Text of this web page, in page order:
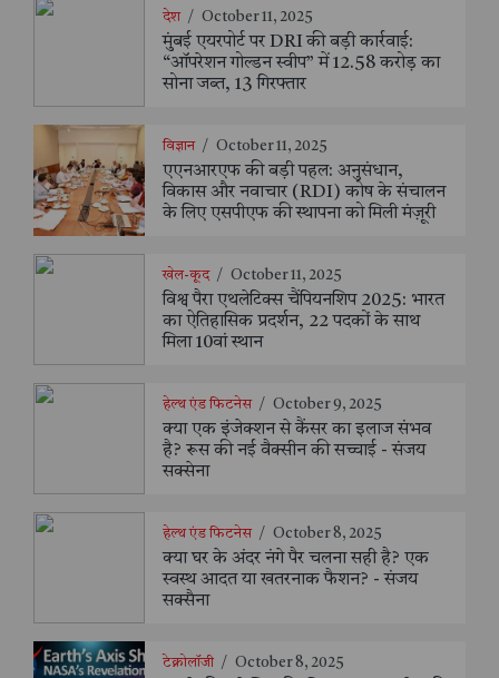
देश / October 11, 2025
मुंबई एयरपोर्ट पर DRI की बड़ी कार्रवाई:
“ऑपरेशन गोल्डन स्वीप” में 12.58 करोड़ का
सोना जब्त, 13 गिरफ्तार
विज्ञान / October 11, 2025
एएनआरएफ की बड़ी पहल: अनुसंधान,
विकास और नवाचार (RDI) कोष के संचालन
के लिए एसपीएफ की स्थापना को मिली मंज़ूरी
खेल-कूद / October 11, 2025
विश्व पैरा एथलेटिक्स चैंपियनशिप 2025: भारत
का ऐतिहासिक प्रदर्शन, 22 पदकों के साथ
मिला 10वां स्थान
हेल्थ एंड फिटनेस / October 9, 2025
क्या एक इंजेक्शन से कैंसर का इलाज संभव
है? रूस की नई वैक्सीन की सच्चाई - संजय
सक्सेना
हेल्थ एंड फिटनेस / October 8, 2025
क्या घर के अंदर नंगे पैर चलना सही है? एक
स्वस्थ आदत या खतरनाक फैशन? - संजय
सक्सैना
टेक्नोलॉजी / October 8, 2025